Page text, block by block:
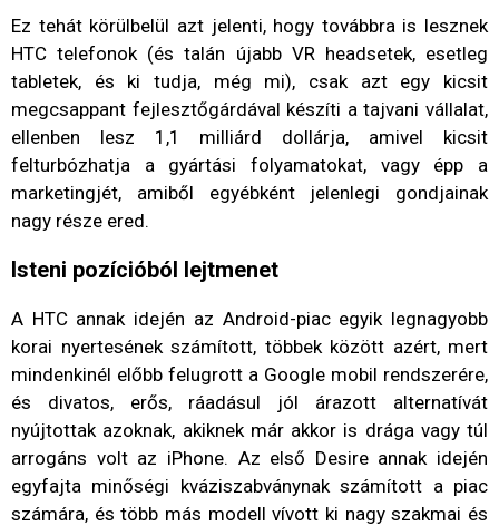
Ez tehát körülbelül azt jelenti, hogy továbbra is lesznek
HTC telefonok (és talán újabb VR headsetek, esetleg
tabletek, és ki tudja, még mi), csak azt egy kicsit
megcsappant fejlesztőgárdával készíti a tajvani vállalat,
ellenben lesz 1,1 milliárd dollárja, amivel kicsit
felturbózhatja a gyártási folyamatokat, vagy épp a
marketingjét, amiből egyébként jelenlegi gondjainak
nagy része ered.
Isteni pozícióból lejtmenet
A HTC annak idején az Android-piac egyik legnagyobb
korai nyertesének számított, többek között azért, mert
mindenkinél előbb felugrott a Google mobil rendszerére,
és divatos, erős, ráadásul jól árazott alternatívát
nyújtottak azoknak, akiknek már akkor is drága vagy túl
arrogáns volt az iPhone. Az első Desire annak idején
egyfajta minőségi kváziszabványnak számított a piac
számára, és több más modell vívott ki nagy szakmai és